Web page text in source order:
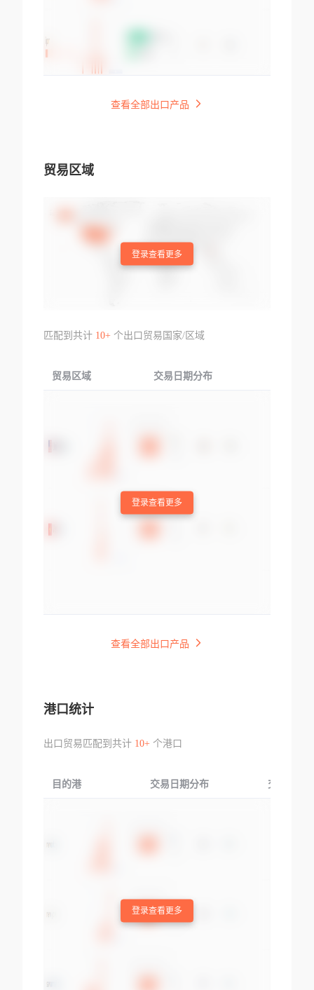
查看全部出口产品
贸易区域
登录查看更多
匹配到共计 10+个出口贸易国家/区域
贸易区域 交易日期分布
登录查看更多
查看全部出口产品
港口统计
出口贸易匹配到共计 10+个港口
目的港 交易日期分布 交易产品
登录查看更多